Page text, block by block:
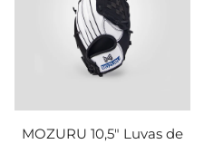
MOZURU 10,5" Luvas de